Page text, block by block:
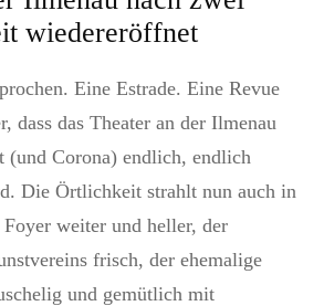
wiedereröffnet
Eine Estrade. Eine Revue
dass das Theater an der Ilmenau
(und Corona) endlich, endlich
Die Örtlichkeit strahlt nun auch in
weiter und heller, der
frisch, der ehemalige
und gemütlich mit